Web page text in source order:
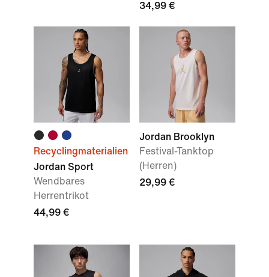
34,99 €
Recyclingmaterialien
Jordan Sport
Wendbares
Herrentrikot
44,99 €
Jordan Brooklyn
Festival-Tanktop
(Herren)
29,99 €